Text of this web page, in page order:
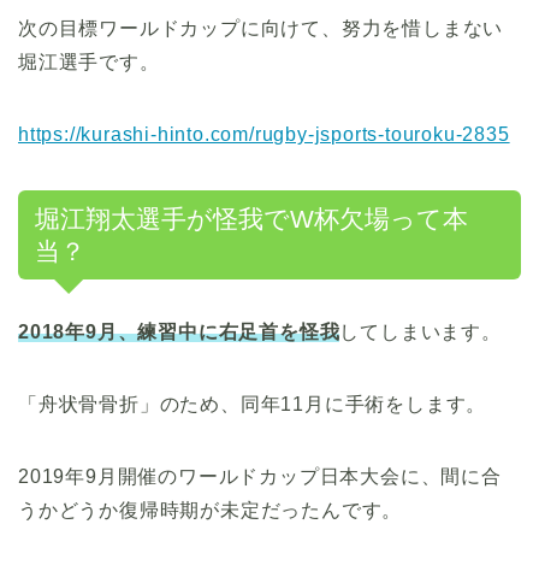
次の目標ワールドカップに向けて、努力を惜しまない
堀江選手です。
https://kurashi-hinto.com/rugby-jsports-touroku-2835
堀江翔太選手が怪我でW杯欠場って本
当？
2018年9月、練習中に右足首を怪我してしまいます。
「舟状骨骨折」のため、同年11月に手術をします。
2019年9月開催のワールドカップ日本大会に、間に合
うかどうか復帰時期が未定だったんです。